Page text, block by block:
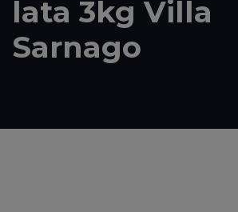
lata 3kg Villa
Sarnago